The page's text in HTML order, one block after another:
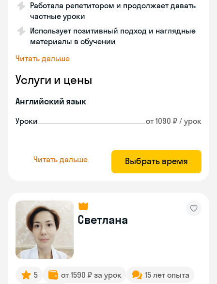
Работала репетитором и продолжает давать
частные уроки
Использует позитивный подход и наглядные
материалы в обучении
Читать дальше
Услуги и цены
Английский язык
Уроки от 1090 ₽ / урок
Читать дальше Выбрать время
Светлана
5 от 1590 ₽ за урок
15 лет опыта